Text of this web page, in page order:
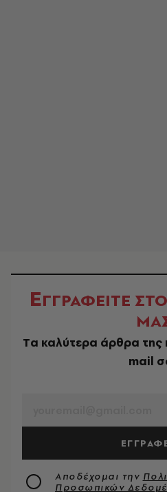
ΕΓΓΡΑΦΕΙΤΕ ΣΤΟ
Tα καλύτερα άρθρα της
mail
Αποδέχομαι την
Προσωπικών